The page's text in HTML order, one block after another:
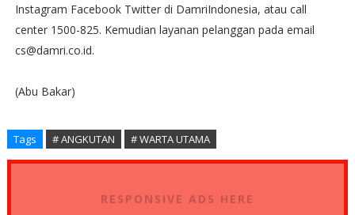
Instagram Facebook Twitter di DamriIndonesia, atau call
center 1500-825. Kemudian layanan pelanggan pada email
cs@damri.co.id.
(Abu Bakar)
Tags # ANGKUTAN # WARTA UTAMA
RESPONSIVE ADS HERE